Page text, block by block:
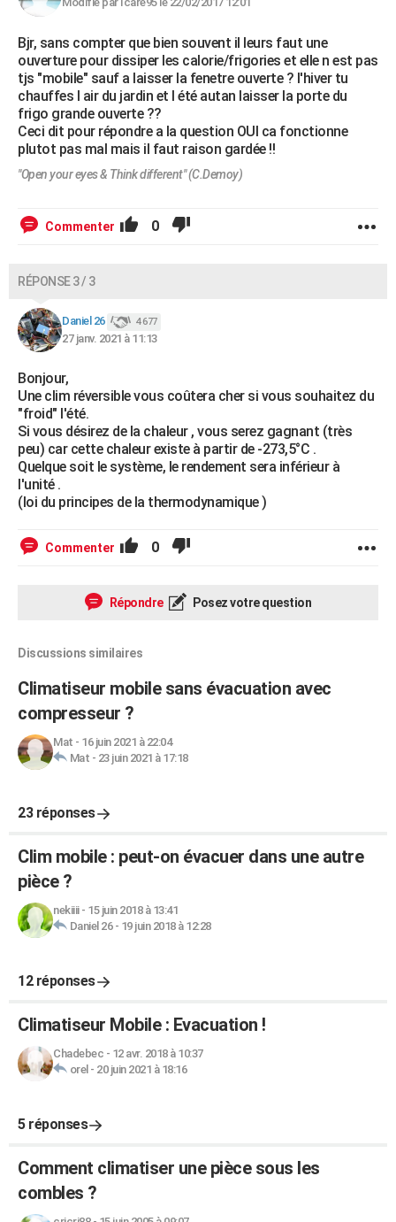
Bjr, sans compter que bien souvent il leurs faut une
ouverture pour dissiper les calorie/frigories et elle n est pas
tjs "mobile" sauf a laisser la fenetre ouverte ? l'hiver tu
chauffes l air du jardin et l été autan laisser la porte du
frigo grande ouverte ??
Ceci dit pour répondre a la question OUI ca fonctionne
plutot pas mal mais il faut raison gardée !!
"Open your eyes & Think different" (C.Demoy)
Commenter 0
RÉPONSE 3 / 3
Daniel 26 4 677
27 janv. 2021 à 11:13
Bonjour,
Une clim réversible vous coûtera cher si vous souhaitez du
"froid" l'été.
Si vous désirez de la chaleur , vous serez gagnant (très
peu) car cette chaleur existe à partir de -273,5°C .
Quelque soit le système, le rendement sera inférieur à
l'unité .
(loi du principes de la thermodynamique )
Commenter 0
Répondre Posez votre question
Discussions similaires
Climatiseur mobile sans évacuation avec
compresseur ?
Mat - 16 juin 2021 à 22:04
Mat - 23 juin 2021 à 17:18
23 réponses
Clim mobile : peut-on évacuer dans une autre
pièce ?
nekiiii- 15 juin 2018 à 13:41
Daniel 26- 19 juin 2018 à 12:28
12 réponses
Climatiseur Mobile : Evacuation !
Chadebec - 12 avr. 2018 à 10:37
orel - 20 juin 2021 à 18:16
5 réponses
Comment climatiser une pièce sous les
combles ?